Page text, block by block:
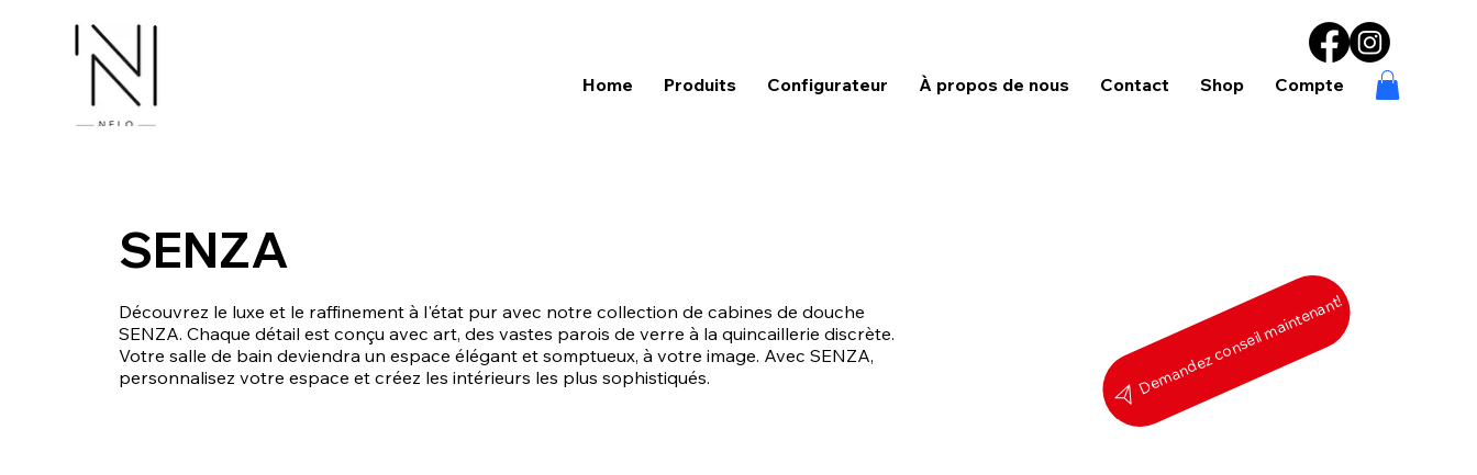
Home Produits Configurateur À propos de nous Contact Shop Compte
SENZA
Découvrez le luxe et le raffinement à l'état pur avec notre collection de cabines de douche
SENZA. Chaque détail est conçu avec art, des vastes parois de verre à la quincaillerie discrète.
Votre salle de bain deviendra un espace élégant et somptueux, à votre image. Avec SENZA,
personnalisez votre espace et créez les intérieurs les plus sophistiqués.
Demandez conseil maintenant!